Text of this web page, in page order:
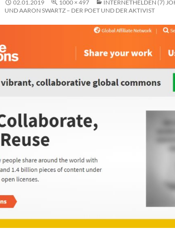
02.01.2019 1000 × 497
INTERNETHELDEN (7)
UND AARON SWARTZ – DER POET UND DER AKTIVIST